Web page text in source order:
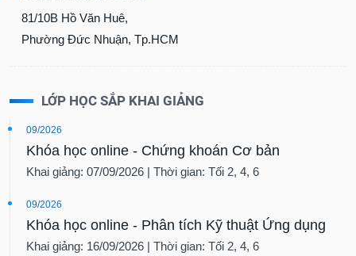
81/10B Hồ Văn Huê,
Phường Đức Nhuận, Tp.HCM
LỚP HỌC SẮP KHAI GIẢNG
09/2026
Khóa học online - Chứng khoán Cơ bản
Khai giảng: 07/09/2026 | Thời gian: Tối 2, 4, 6
09/2026
Khóa học online - Phân tích Kỹ thuật Ứng dụng
Khai giảng: 16/09/2026 | Thời gian: Tối 2, 4, 6